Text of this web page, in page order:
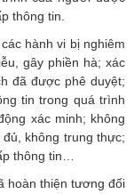
thông tin.
hành vi bị nghiêm
gây phiền hà; xác
đã được phê duyệt;
tin trong quá trình
xác minh; không
không trung thực;
thông tin…
hoàn thiện tương đối